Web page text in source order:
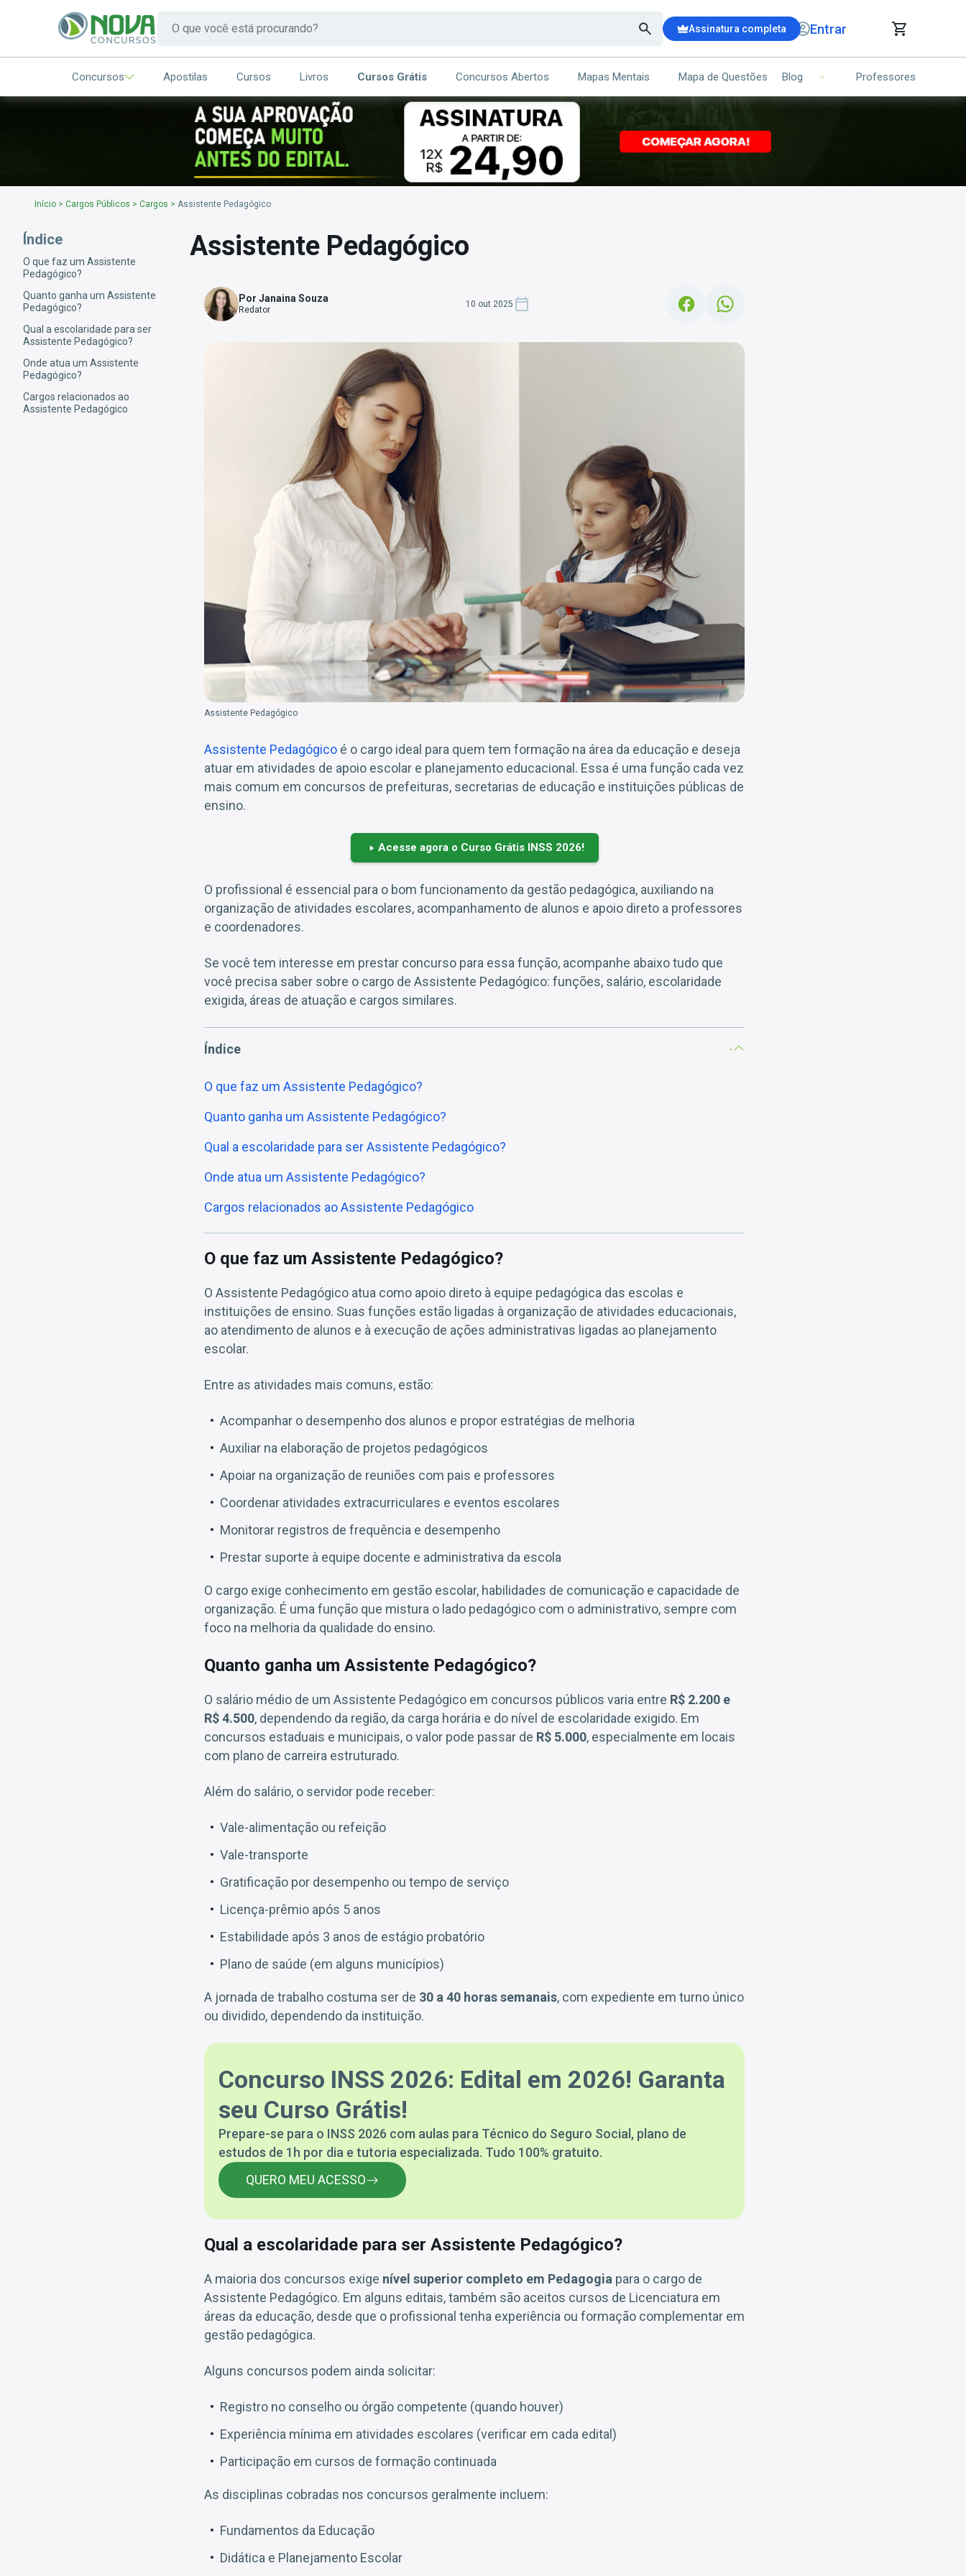
Assinatura completa Entrar
CARRINHO DE COMPRAS
ITENS (00)
Ops!
Seu carrinho ainda está vazio.
Concursos Apostilas Cursos Livros Cursos Grátis Concursos Abertos Mapas Mentais Mapa de Questões Blog Professores
Início > Cargos Públicos > Cargos > Assistente Pedagógico
Índice
O que faz um Assistente
Pedagógico?
Quanto ganha um Assistente
Pedagógico?
Qual a escolaridade para ser
Assistente Pedagógico?
Onde atua um Assistente
Pedagógico?
Cargos relacionados ao
Assistente Pedagógico
Assistente Pedagógico
Por Janaina Souza
Redator
10 out 2025
Assistente Pedagógico
Assistente Pedagógico é o cargo ideal para quem tem formação na área da educação e deseja
atuar em atividades de apoio escolar e planejamento educacional. Essa é uma função cada vez
mais comum em concursos de prefeituras, secretarias de educação e instituições públicas de
ensino.
Acesse agora o Curso Grátis INSS 2026!
O profissional é essencial para o bom funcionamento da gestão pedagógica, auxiliando na
organização de atividades escolares, acompanhamento de alunos e apoio direto a professores
e coordenadores.
Se você tem interesse em prestar concurso para essa função, acompanhe abaixo tudo que
você precisa saber sobre o cargo de Assistente Pedagógico: funções, salário, escolaridade
exigida, áreas de atuação e cargos similares.
Índice
O que faz um Assistente Pedagógico?
Quanto ganha um Assistente Pedagógico?
Qual a escolaridade para ser Assistente Pedagógico?
Onde atua um Assistente Pedagógico?
Cargos relacionados ao Assistente Pedagógico
O que faz um Assistente Pedagógico?
O Assistente Pedagógico atua como apoio direto à equipe pedagógica das escolas e
instituições de ensino. Suas funções estão ligadas à organização de atividades educacionais,
ao atendimento de alunos e à execução de ações administrativas ligadas ao planejamento
escolar.
Entre as atividades mais comuns, estão:
Acompanhar o desempenho dos alunos e propor estratégias de melhoria
Auxiliar na elaboração de projetos pedagógicos
Apoiar na organização de reuniões com pais e professores
Coordenar atividades extracurriculares e eventos escolares
Monitorar registros de frequência e desempenho
Prestar suporte à equipe docente e administrativa da escola
O cargo exige conhecimento em gestão escolar, habilidades de comunicação e capacidade de
organização. É uma função que mistura o lado pedagógico com o administrativo, sempre com
foco na melhoria da qualidade do ensino.
Quanto ganha um Assistente Pedagógico?
O salário médio de um Assistente Pedagógico em concursos públicos varia entre R$ 2.200 e
R$ 4.500, dependendo da região, da carga horária e do nível de escolaridade exigido. Em
concursos estaduais e municipais, o valor pode passar de R$ 5.000, especialmente em locais
com plano de carreira estruturado.
Além do salário, o servidor pode receber:
Vale-alimentação ou refeição
Vale-transporte
Gratificação por desempenho ou tempo de serviço
Licença-prêmio após 5 anos
Estabilidade após 3 anos de estágio probatório
Plano de saúde (em alguns municípios)
A jornada de trabalho costuma ser de 30 a 40 horas semanais, com expediente em turno único
ou dividido, dependendo da instituição.
Concurso INSS 2026: Edital em 2026! Garanta
seu Curso Grátis!
Prepare-se para o INSS 2026 com aulas para Técnico do Seguro Social, plano de
estudos de 1h por dia e tutoria especializada. Tudo 100% gratuito.
QUERO MEU ACESSO
Qual a escolaridade para ser Assistente Pedagógico?
A maioria dos concursos exige nível superior completo em Pedagogia para o cargo de
Assistente Pedagógico. Em alguns editais, também são aceitos cursos de Licenciatura em
áreas da educação, desde que o profissional tenha experiência ou formação complementar em
gestão pedagógica.
Alguns concursos podem ainda solicitar:
Registro no conselho ou órgão competente (quando houver)
Experiência mínima em atividades escolares (verificar em cada edital)
Participação em cursos de formação continuada
As disciplinas cobradas nos concursos geralmente incluem:
Fundamentos da Educação
Didática e Planejamento Escolar